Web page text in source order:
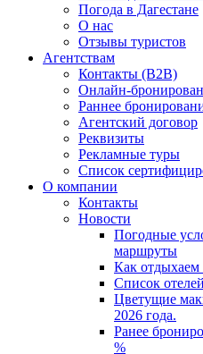
Погода в Дагестане
О нас
Отзывы туристов
Агентствам
Контакты (B2B)
Онлайн-
Раннее
Агентский договор
Реквизиты
Рекламные туры
Список
О компании
Контакты
Новости
Погодные
маршруты
Как отдыхаем
Список
Цветущие
2026 года.
Ранее
%